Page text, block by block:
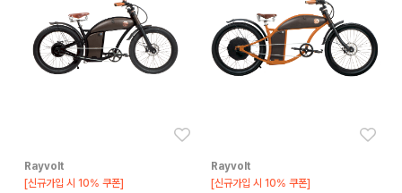
Rayvolt
[신규가입 시 10% 쿠폰]
Rayvolt
[신규가입 시 10% 쿠폰]